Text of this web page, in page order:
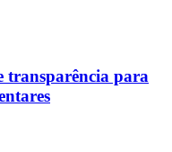
transparência para